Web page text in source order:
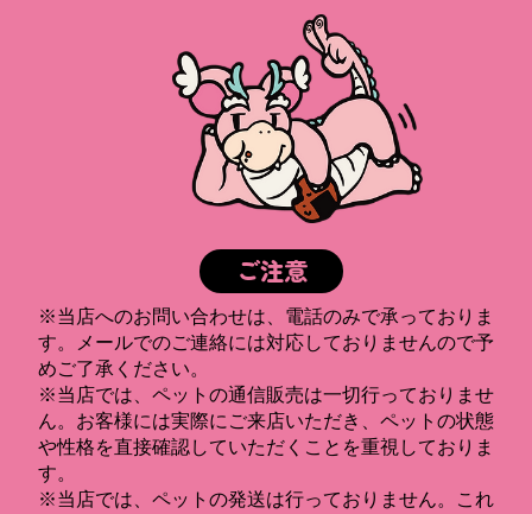
ご注意
※当店へのお問い合わせは、電話のみで承っておりま
す。メールでのご連絡には対応しておりませんので予
めご了承ください。
※当店では、ペットの通信販売は一切行っておりませ
ん。お客様には実際にご来店いただき、ペットの状態
や性格を直接確認していただくことを重視しておりま
す。
※当店では、ペットの発送は行っておりません。これ